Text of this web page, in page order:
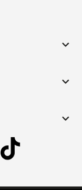


